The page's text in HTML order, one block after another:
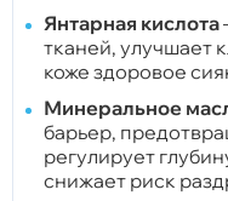
Янтарная кислота
тканей, улучшает
коже здоровое
Минеральное
барьер,
регулирует
снижает риск